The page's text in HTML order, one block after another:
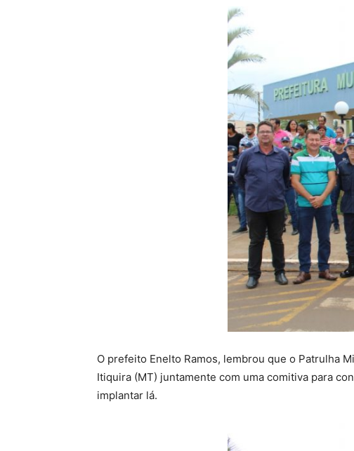
O prefeito Enelto Ramos, lembrou que o Patrulha
Itiquira (MT) juntamente com uma comitiva para
implantar lá.